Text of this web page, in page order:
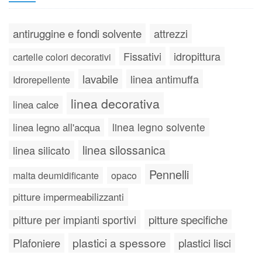
antiruggine e fondi solvente attrezzi
cartelle colori decorativi Fissativi idropittura
Idrorepellente lavabile linea antimuffa
linea calce linea decorativa
linea legno all'acqua linea legno solvente
linea silicato linea silossanica
malta deumidificante opaco Pennelli
pitture impermeabilizzanti
pitture per impianti sportivi pitture specifiche
Plafoniere plastici a spessore plastici lisci